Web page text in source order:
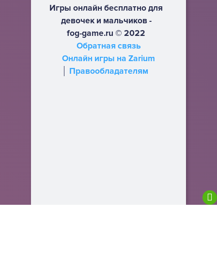
Игры онлайн бесплатно для
девочек и мальчиков -
fog-game.ru © 2022
Обратная связь
Онлайн игры на Zarium
Правообладателям